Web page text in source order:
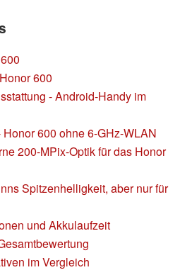
600
- Android-Handy im
600 ohne 6-GHz-WLAN
200-MPix-Optik für das Honor
Spitzenhelligkeit, aber nur für
und Akkulaufzeit
im Vergleich